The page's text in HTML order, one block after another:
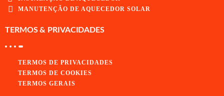
MANUTENÇÃO DE AQUECEDOR SOLAR
TERMOS & PRIVACIDADES
TERMOS DE PRIVACIDADES
TERMOS DE COOKIES
TERMOS GERAIS